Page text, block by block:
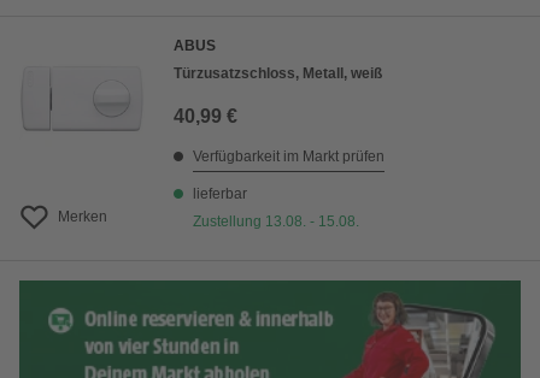
Merken
ABUS
Türzusatzschloss, Metall, weiß
40,99 €
Verfügbarkeit im Markt prüfen
lieferbar
Zustellung 13.08. - 15.08.